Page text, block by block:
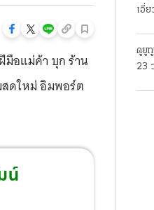
มือแม่ค้า บุก ร้าน
สดใหม่ อิมพอร์ต
น์
เอี่
ดูยู
23